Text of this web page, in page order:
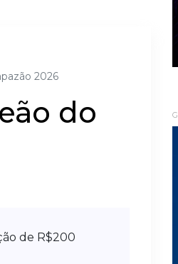
2026
do
de R$200